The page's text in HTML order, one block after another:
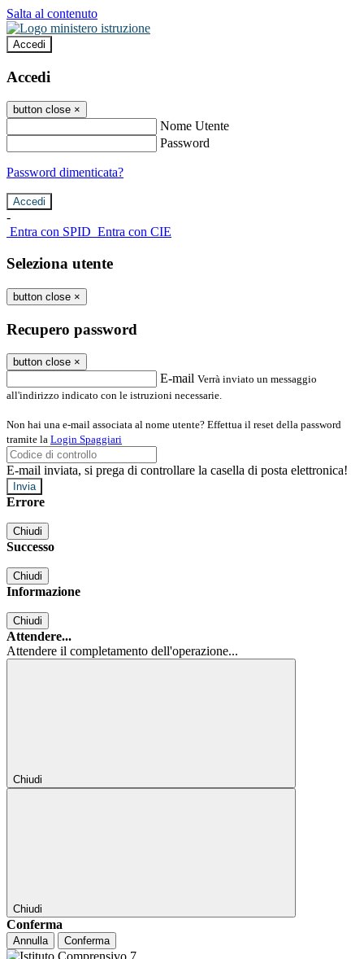
Salta al contenuto
Accedi
Accedi
button close ×
Nome Utente
Password
Password dimenticata?
-
Entra con SPID Entra con CIE
Seleziona utente
button close ×
Recupero password
button close ×
E-mail Verrà inviato un messaggio
all'indirizzo indicato con le istruzioni necessarie.
Non hai una e-mail associata al nome utente? Effettua il reset della password
tramite la Login Spaggiari
E-mail inviata, si prega di controllare la casella di posta elettronica!
Errore
Chiudi
Successo
Chiudi
Informazione
Chiudi
Attendere...
Attendere il completamento dell'operazione...
Chiudi
Chiudi
Conferma
Annulla Conferma